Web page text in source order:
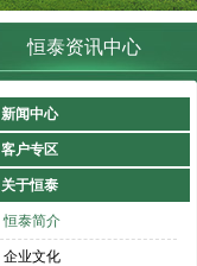
恒泰资讯中心
新闻中心
客户专区
关于恒泰
恒泰简介
企业文化